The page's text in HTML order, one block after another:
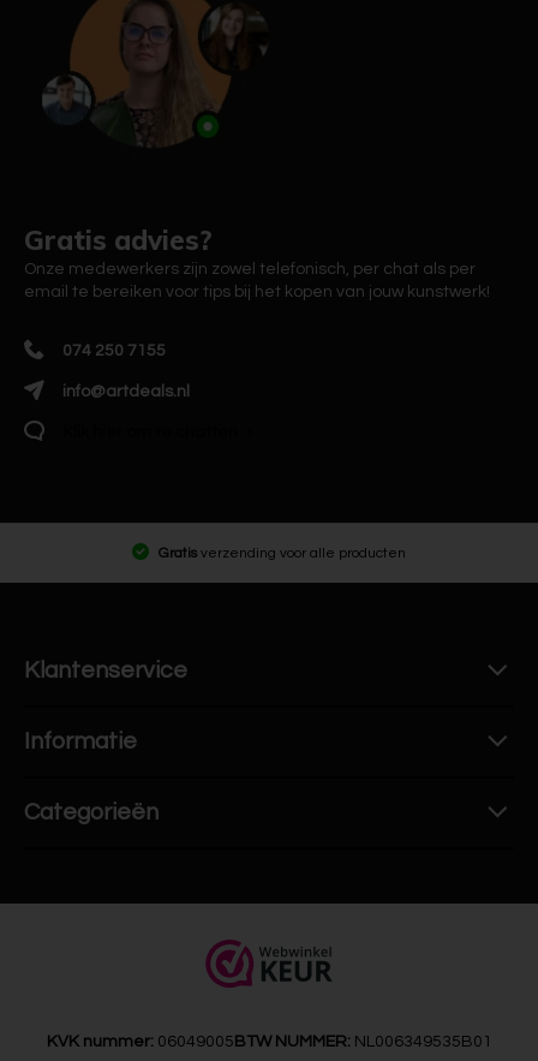
Gratis advies?
Onze medewerkers zijn zowel telefonisch, per chat als per
email te bereiken voor tips bij het kopen van jouw kunstwerk!
074 250 7155
info@artdeals.nl
Gratis verzending voor alle producten
Klantenservice
Informatie
Categorieën
KVK nummer:06049005 BTW NUMMER:NL006349535B01